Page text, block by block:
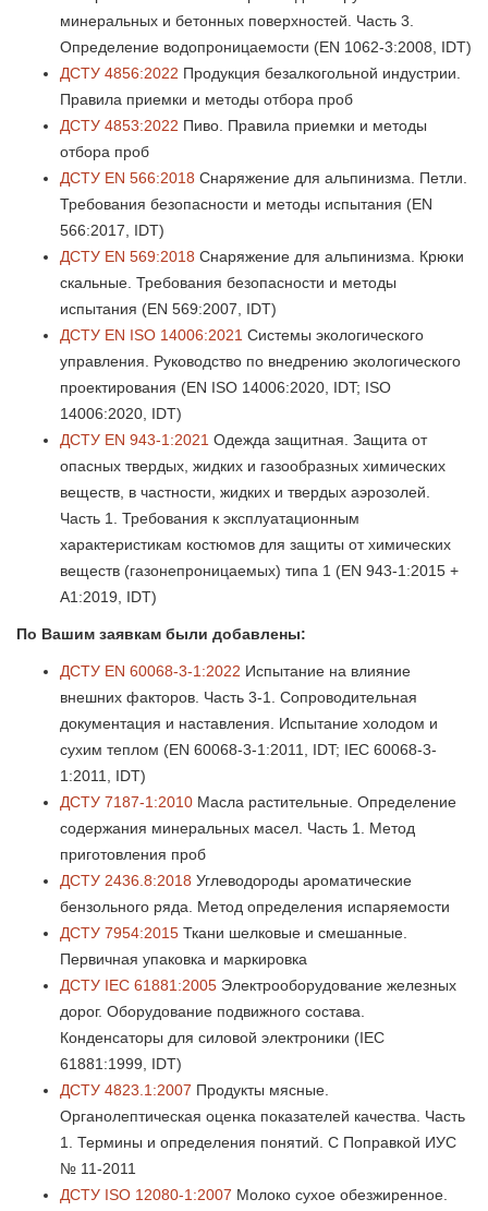
минеральных и бетонных поверхностей. Часть 3.
Определение водопроницаемости (EN 1062-3:2008, IDT)
ДСТУ 4856:2022 Продукция безалкогольной индустрии.
Правила приемки и методы отбора проб
ДСТУ 4853:2022 Пиво. Правила приемки и методы
отбора проб
ДСТУ EN 566:2018 Снаряжение для альпинизма. Петли.
Требования безопасности и методы испытания (EN
566:2017, IDT)
ДСТУ EN 569:2018 Снаряжение для альпинизма. Крюки
скальные. Требования безопасности и методы
испытания (EN 569:2007, IDT)
ДСТУ EN ISO 14006:2021 Системы экологического
управления. Руководство по внедрению экологического
проектирования (EN ISO 14006:2020, IDT; ISO
14006:2020, IDT)
ДСТУ EN 943-1:2021 Одежда защитная. Защита от
опасных твердых, жидких и газообразных химических
веществ, в частности, жидких и твердых аэрозолей.
Часть 1. Требования к эксплуатационным
характеристикам костюмов для защиты от химических
веществ (газонепроницаемых) типа 1 (EN 943-1:2015 +
А1:2019, IDT)
По Вашим заявкам были добавлены:
ДСТУ EN 60068-3-1:2022 Испытание на влияние
внешних факторов. Часть 3-1. Сопроводительная
документация и наставления. Испытание холодом и
сухим теплом (EN 60068-3-1:2011, IDT; IEC 60068-3-
1:2011, IDT)
ДСТУ 7187-1:2010 Масла растительные. Определение
содержания минеральных масел. Часть 1. Метод
приготовления проб
ДСТУ 2436.8:2018 Углеводороды ароматические
бензольного ряда. Метод определения испаряемости
ДСТУ 7954:2015 Ткани шелковые и смешанные.
Первичная упаковка и маркировка
ДСТУ IEC 61881:2005 Электрооборудование железных
дорог. Оборудование подвижного состава.
Конденсаторы для силовой электроники (IEC
61881:1999, IDT)
ДСТУ 4823.1:2007 Продукты мясные.
Органолептическая оценка показателей качества. Часть
1. Термины и определения понятий. С Поправкой ИУС
№ 11-2011
ДСТУ ISO 12080-1:2007 Молоко сухое обезжиренное.